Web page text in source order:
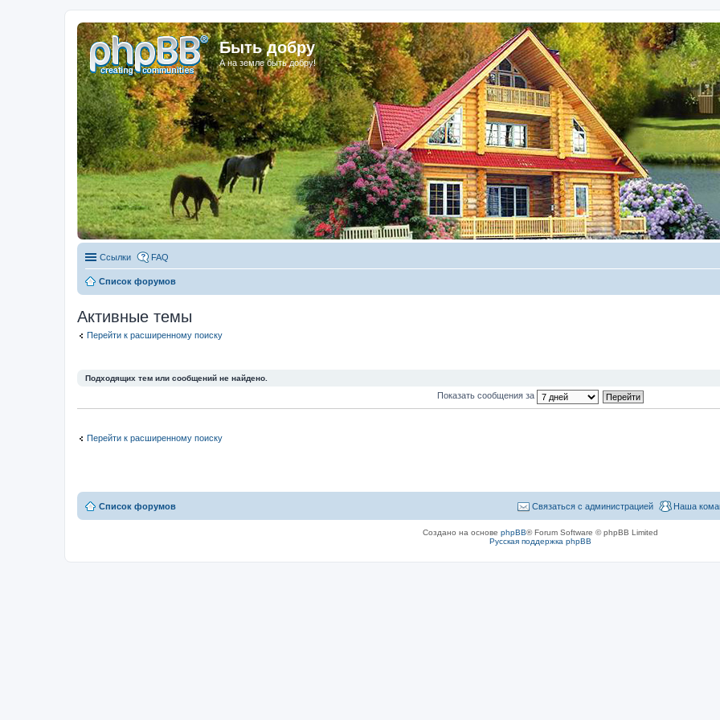
Быть добру
А на земле быть добру!
Ссылки FAQ
Список форумов
Активные темы
Перейти к расширенному поиску
Подходящих тем или сообщений не найдено.
Показать сообщения за
Перейти к расширенному поиску
Список форумов Наша
Связаться с администрацией
Создано на основе phpBB® Forum Software © phpBB Limited
Русская поддержка phpBB